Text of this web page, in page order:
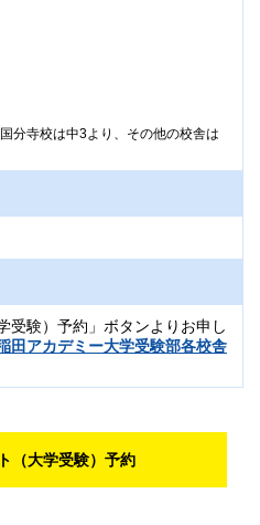
分寺校は中3より、その他の校舎は
受験）予約」ボタンよりお申し
田アカデミー大学受験部各校舎
（大学受験）予約